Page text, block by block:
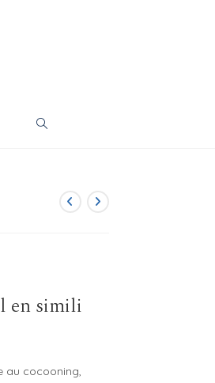
TOGGLE
en simili
au cocooning,